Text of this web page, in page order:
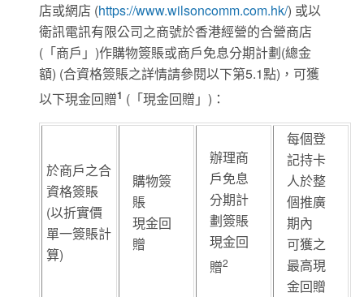
店或網店 (https://www.wilsoncomm.com.hk/) 或以
衛訊電訊有限公司之商號於香港經營的合營商店
(「商戶」)作購物簽賬或商戶免息分期計劃(總金
額) (合資格簽賬之詳情請參閱以下第5.1點)，可獲
以下現金回贈1 (「現金回贈」)：
於商戶之合
資格簽賬
(以折實價
單一簽賬計
算)
購物簽
賬
現金回
贈
辦理商
戶免息
分期計
劃簽賬
現金回
贈2
每個登
記持卡
人於整
個推廣
期內
可獲之
最高現
金回贈